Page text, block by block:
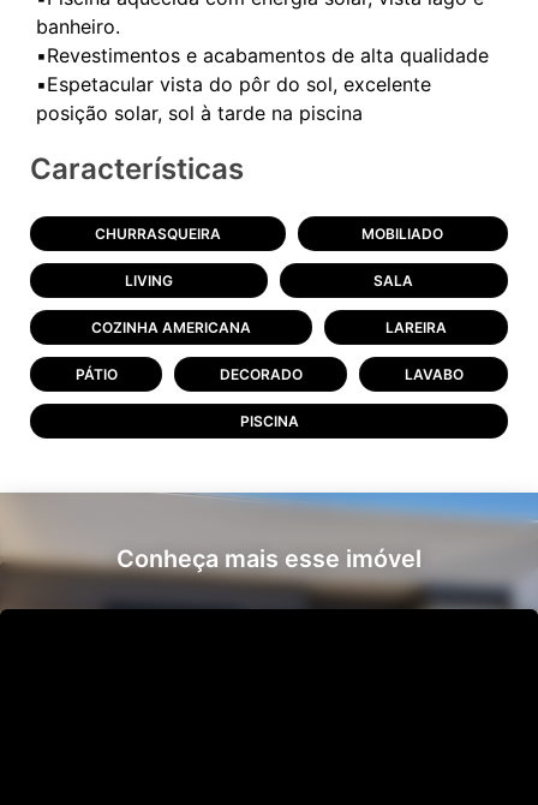
banheiro.
▪️Revestimentos e acabamentos de alta qualidade
▪️Espetacular vista do pôr do sol, excelente
Características
CHURRASQUEIRA MOBILIADO
LIVING SALA
COZINHA AMERICANA LAREIRA
PÁTIO DECORADO LAVABO
PISCINA
Conheça mais esse imóvel